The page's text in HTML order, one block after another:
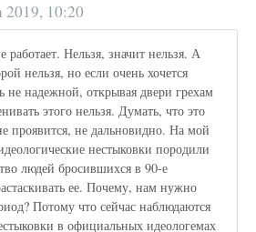
2019, 10:20
работает. Нельзя, значит нельзя. А
нельзя, но если очень хочется
не надежной, открывая двери грехам
этого нельзя. Думать, что это
проявится, не дальновидно. На мой
нестыковки породили
людей бросившихся в 90-е
ее. Почему, нам нужно
Потому что сейчас наблюдаются
в официальных идеологемах